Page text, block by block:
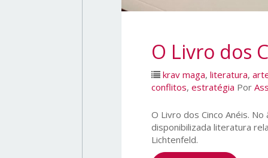
O Livro dos
krav maga, literatura,
conflitos, estratégia Por
O Livro dos Cinco Anéis.
disponibilizada literatura
Lichtenfeld.